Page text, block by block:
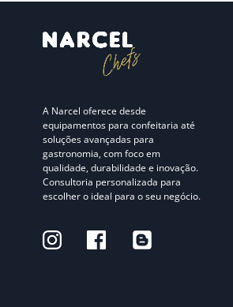
A Narcel oferece desde
equipamentos para confeitaria até
soluções avançadas para
gastronomia, com foco em
qualidade, durabilidade e inovação.
Consultoria personalizada para
escolher o ideal para o seu negócio.